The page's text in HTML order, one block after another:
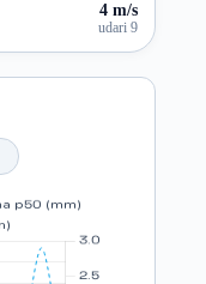
4 m/s
udari 9